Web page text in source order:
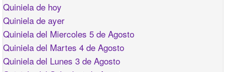
Quiniela de hoy
Quiniela de ayer
Quiniela del Miercoles 5 de Agosto
Quiniela del Martes 4 de Agosto
Quiniela del Lunes 3 de Agosto